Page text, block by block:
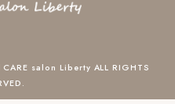
salon Liberty ALL RIGHTS